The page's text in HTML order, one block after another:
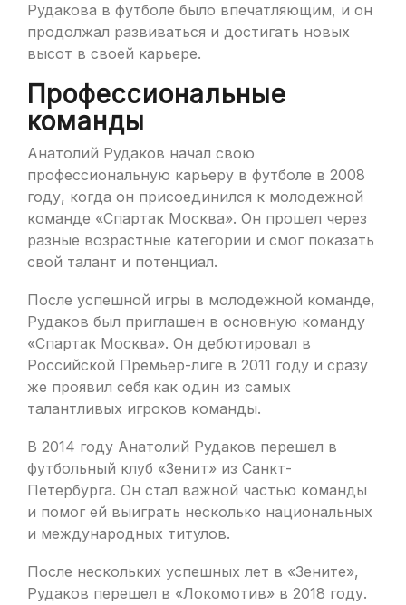
Рудакова в футболе было впечатляющим, и он
продолжал развиваться и достигать новых
высот в своей карьере.
Профессиональные
команды
Анатолий Рудаков начал свою
профессиональную карьеру в футболе в 2008
году, когда он присоединился к молодежной
команде «Спартак Москва». Он прошел через
разные возрастные категории и смог показать
свой талант и потенциал.
После успешной игры в молодежной команде,
Рудаков был приглашен в основную команду
«Спартак Москва». Он дебютировал в
Российской Премьер-лиге в 2011 году и сразу
же проявил себя как один из самых
талантливых игроков команды.
В 2014 году Анатолий Рудаков перешел в
футбольный клуб «Зенит» из Санкт-
Петербурга. Он стал важной частью команды
и помог ей выиграть несколько национальных
и международных титулов.
После нескольких успешных лет в «Зените»,
Рудаков перешел в «Локомотив» в 2018 году.